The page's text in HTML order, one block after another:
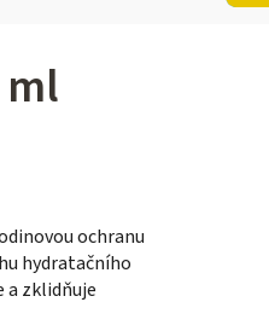
ochranu
hydratačního
a zklidňuje